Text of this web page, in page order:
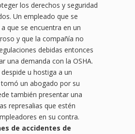
los derechos y seguridad
Un empleado que se
que se encuentra en un
y que la compañía no
debidas entonces
una demanda con la OSHA.
u hostiga a un
un abogado por su
también presentar una
represalias que estén
en su contra.
de accidentes de